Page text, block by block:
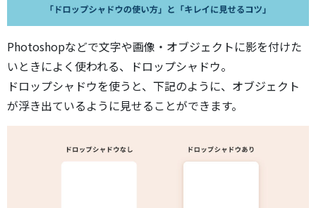
Photoshopなどで文字や画像・オブジェクトに影を付けた
いときによく使われる、ドロップシャドウ。
ドロップシャドウを使うと、下記のように、オブジェクト
が浮き出ているように見せることができます。